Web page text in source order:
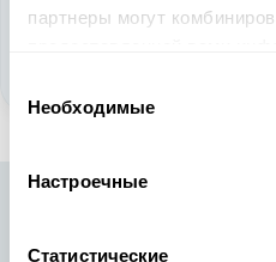
партнеры могут
вами их сервисов.
согласия
Необходимые
Настроечные
Статистические